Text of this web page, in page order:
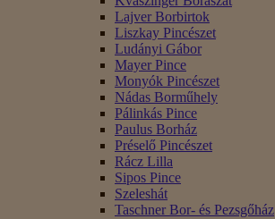
Lajver Borbirtok
Liszkay Pincészet
Ludányi Gábor
Mayer Pince
Monyók Pincészet
Nádas Borműhely
Pálinkás Pince
Paulus Borház
Préselő Pincészet
Rácz Lilla
Sipos Pince
Szeleshát
Taschner Bor- és Pezsgőház